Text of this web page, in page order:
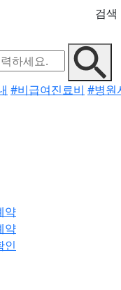
검색
#비급여진료비 #병원
약
약
인